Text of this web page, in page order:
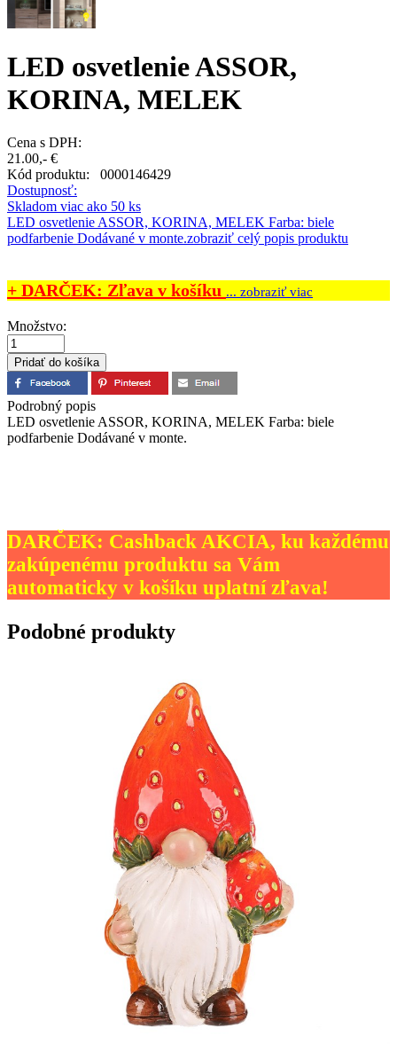
LED osvetlenie ASSOR,
KORINA, MELEK
Cena s DPH:
21.00,- €
Kód produktu: 0000146429
Dostupnosť:
Skladom viac ako 50 ks
LED osvetlenie ASSOR, KORINA, MELEK Farba: biele
podfarbenie Dodávané v monte.zobraziť celý popis produktu
+ DARČEK: Zľava v košíku ... zobraziť viac
Množstvo:
Podrobný popis
LED osvetlenie ASSOR, KORINA, MELEK Farba: biele
podfarbenie Dodávané v monte.
DARČEK: Cashback AKCIA, ku každému
zakúpenému produktu sa Vám
automaticky v košíku uplatní zľava!
Podobné produkty